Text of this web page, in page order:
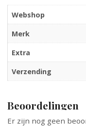
Webshop
Merk
Extra
Verzending
Beoordelingen
Er zijn nog geen